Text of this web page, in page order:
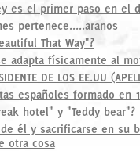
es el primer paso en el
pertenece.....aranos
That Way"?
adapta físicamente al
DE LOS EE.UU
españoles formado en
hotel" y "Teddy bear"?
él y sacrificarse en su
otra cosa